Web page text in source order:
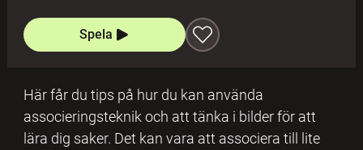
Spela
Här får du tips på hur du kan använda
associeringsteknik och att tänka i bilder för att
lära dig saker. Det kan vara att associera till lite